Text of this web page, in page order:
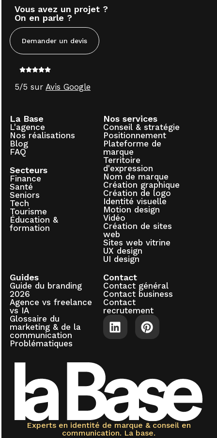
Vous avez un projet ?
On en parle ?
Demander un devis
5/5 sur Avis Google
La Base
L'agence
Nos réalisations
Blog
FAQ
Secteurs
Finance
Santé
Seniors
Tech
Tourisme
Éducation &
formation
Nos services
Conseil & stratégie
Positionnement
Plateforme de
marque
Territoire
d'expression
Nom de marque
Création graphique
Création de logo
Identité visuelle
Motion design
Vidéo
Création de sites
web
Sites web vitrine
UX design
UI design
Guides
Guide du branding
2026
Agence vs freelance
vs IA
Glossaire du
marketing & de la
communication
Problématiques
Contact
Contact général
Contact business
Contact
recrutement
Experts en identité de marque & conseil en
communication. La base.